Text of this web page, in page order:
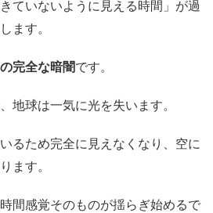
ていないように見える時間」が過
ます。
完全な暗闇です。
地球は一気に光を失います。
るため完全に見えなくなり、空に
ます。
間感覚そのものが揺らぎ始めるで